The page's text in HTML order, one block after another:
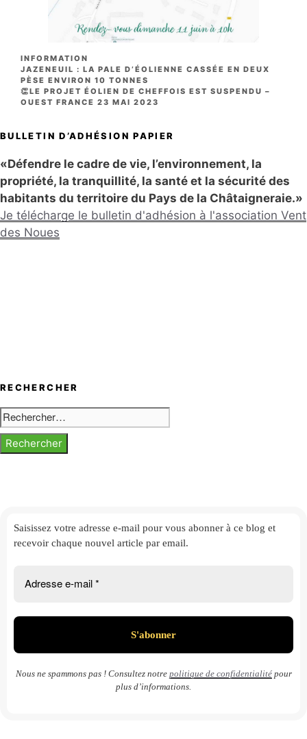
CATÉGORIES
INFORMATION
JAZENEUIL : LA PALE D’ÉOLIENNE CASSÉE EN DEUX
PÈSE ENVIRON 10 TONNES
👏LE PROJET ÉOLIEN DE CHEFFOIS EST SUSPENDU –
OUEST FRANCE 23 MAI 2023
BULLETIN D’ADHÉSION PAPIER
«Défendre le cadre de vie, l’environnement, la
propriété, la tranquillité, la santé et la sécurité des
habitants du territoire du Pays de la Châtaigneraie.»
Je télécharge le bulletin d'adhésion à l'association Vent
des Noues
RECHERCHER
Rechercher :
Saisissez votre adresse e-mail pour vous abonner à ce blog et
recevoir chaque nouvel article par email.
Nous ne spammons pas ! Consultez notre politique de confidentialitépour
plus d’informations.